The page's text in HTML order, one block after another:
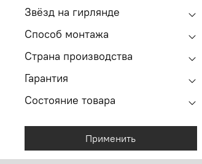
Звёзд на гирлянде
Способ монтажа
Страна производства
Гарантия
Состояние товара
Применить